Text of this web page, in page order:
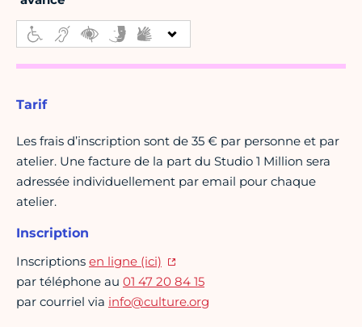
Tarif
Les frais d’inscription sont de 35 € par personne et par
atelier. Une facture de la part du Studio 1 Million sera
adressée individuellement par email pour chaque
atelier.
Inscription
Inscriptions en ligne (ici)
par téléphone au 01 47 20 84 15
par courriel via info@culture.org